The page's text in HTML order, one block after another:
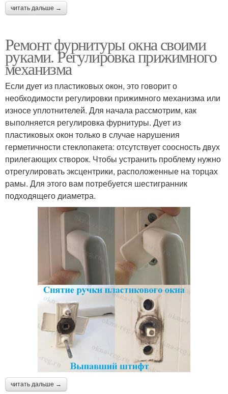
читать дальше →
Ремонт фурнитуры окна своими
руками. Регулировка прижимного
механизма
Если дует из пластиковых окон, это говорит о
необходимости регулировки прижимного механизма или
износе уплотнителей. Для начала рассмотрим, как
выполняется регулировка фурнитуры. Дует из
пластиковых окон только в случае нарушения
герметичности стеклопакета: отсутствует соосность двух
прилегающих створок. Чтобы устранить проблему нужно
отрегулировать эксцентрики, расположенные на торцах
рамы. Для этого вам потребуется шестигранник
подходящего диаметра.
читать дальше →